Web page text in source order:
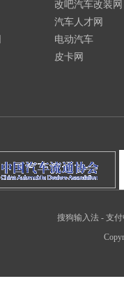
改吧汽车改装网
汽车人才网
电动汽车
皮卡网
搜狗输入法- 支